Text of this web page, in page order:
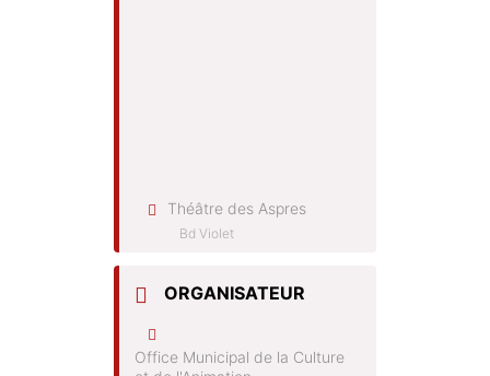
Théâtre des Aspres
Bd Violet
ORGANISATEUR
Office Municipal de la Culture